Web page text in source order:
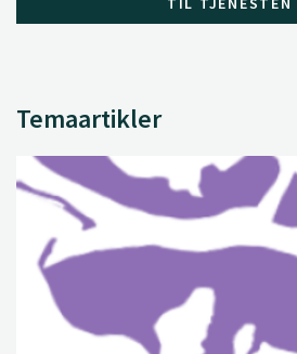
Temaartikler